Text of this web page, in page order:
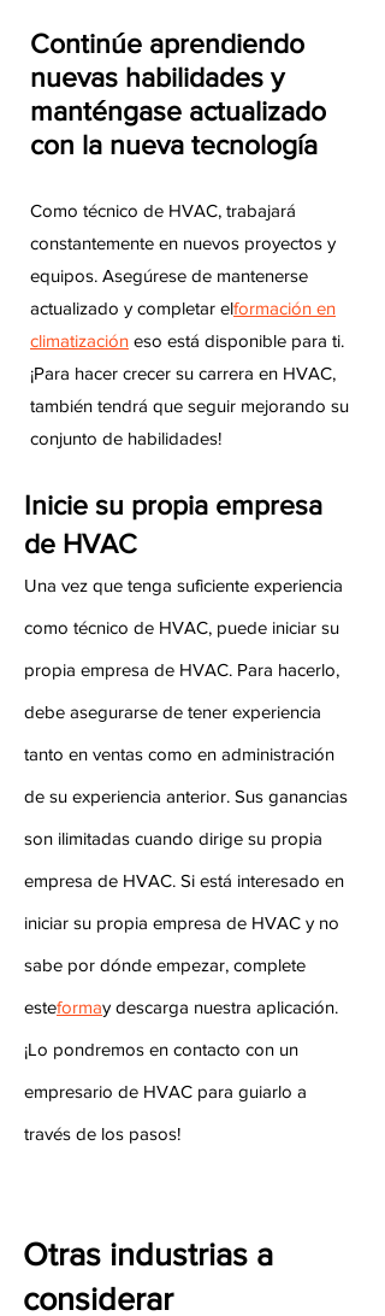
Continúe aprendiendo
nuevas habilidades y
manténgase actualizado
con la nueva tecnología
Como técnico de HVAC, trabajará
constantemente en nuevos proyectos y
equipos. Asegúrese de mantenerse
actualizado y completar elformación en
climatización eso está disponible para ti.
¡Para hacer crecer su carrera en HVAC,
también tendrá que seguir mejorando su
conjunto de habilidades!
Inicie su propia empresa
de HVAC
Una vez que tenga suficiente experiencia
como técnico de HVAC, puede iniciar su
propia empresa de HVAC. Para hacerlo,
debe asegurarse de tener experiencia
tanto en ventas como en administración
de su experiencia anterior. Sus ganancias
son ilimitadas cuando dirige su propia
empresa de HVAC. Si está interesado en
iniciar su propia empresa de HVAC y no
sabe por dónde empezar, complete
esteformay descarga nuestra aplicación.
¡Lo pondremos en contacto con un
empresario de HVAC para guiarlo a
través de los pasos!
Otras industrias a
considerar